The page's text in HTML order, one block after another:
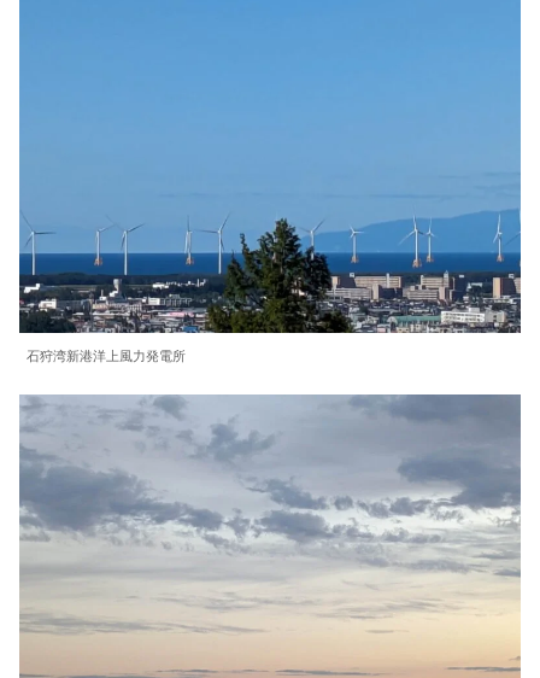
石狩湾新港洋上風力発電所